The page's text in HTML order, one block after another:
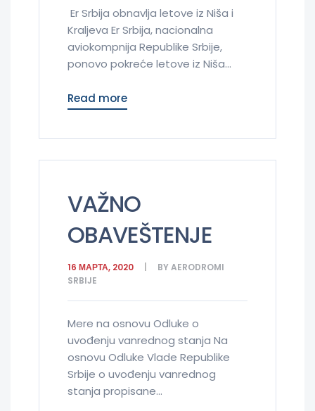
Er Srbija obnavlja letove iz Niša i
Kraljeva Er Srbija, nacionalna
aviokompnija Republike Srbije,
ponovo pokreće letove iz Niša...
Read more
VAŽNO
OBAVEŠTENJE
16 МАРТА, 2020 BYAERODROMI
SRBIJE
Mere na osnovu Odluke o
uvođenju vanrednog stanja Na
osnovu Odluke Vlade Republike
Srbije o uvođenju vanrednog
stanja propisane...